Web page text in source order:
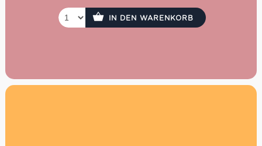
Honig verleihen dem Gebäck den unverwechselbaren
Duft und Geschmack.
IN DEN WARENKORB